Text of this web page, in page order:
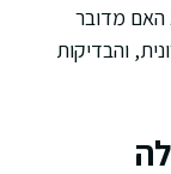
האם מדובר
והבדיקות